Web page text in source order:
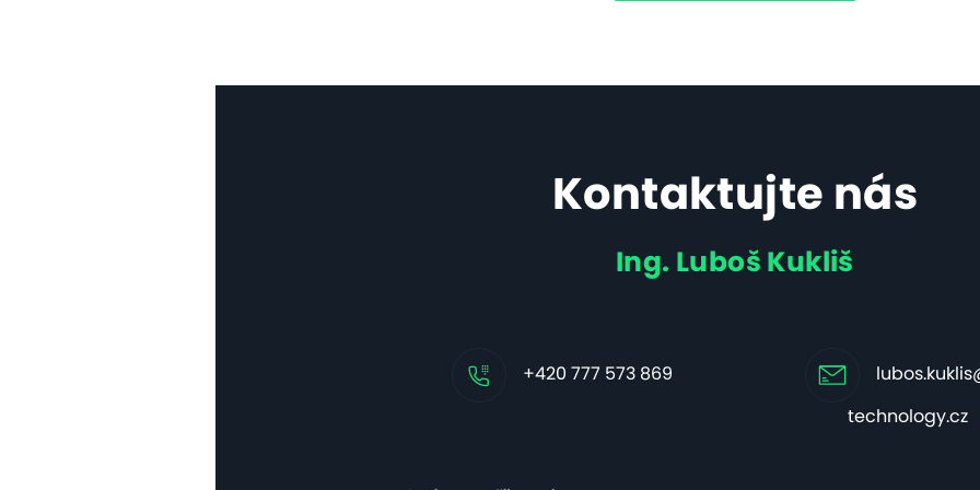
Kontaktujte nás
Ing. Luboš Kukliš
+420 777 573 869
technology.cz